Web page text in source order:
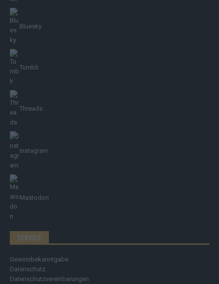
Bluesky
Tumblr
Threads
Instagram
Mastodon
SERVICE
Gewinnbekanntgabe
Datenschutz
Datenschutzvereinbarungen